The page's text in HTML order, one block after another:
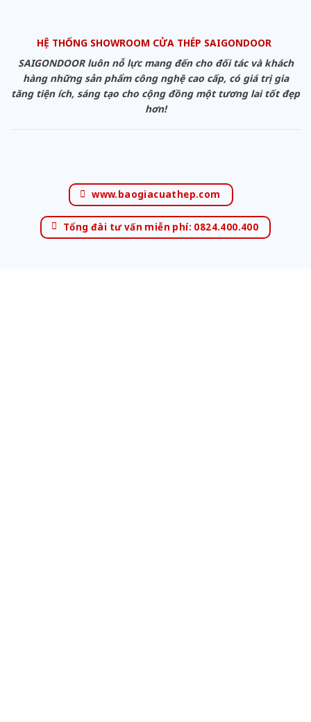
HỆ THỐNG SHOWROOM CỬA THÉP SAIGONDOOR
SAIGONDOOR luôn nỗ lực mang đến cho đối tác và khách
hàng những sản phẩm công nghệ cao cấp, có giá trị gia
tăng tiện ích, sáng tạo cho cộng đồng một tương lai tốt đẹp
hơn!
www.baogiacuathep.com
Tổng đài tư vấn miễn phí: 0824.400.400